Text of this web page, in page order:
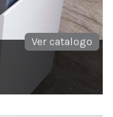
Ver catalogo